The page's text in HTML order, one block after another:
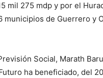
mil 275 mdp y por el
municipios de Guerrero y
Social, Marath
ha beneficiado, del